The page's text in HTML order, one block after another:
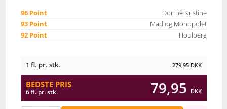
96 Point
Dorthe Kristine
93 Point
Mad og Monopolet
92 Point
Houlberg
1 fl. pr. stk. 279,95 DKK
BEDSTE PRIS
6 fl. pr. stk. 79,95 DKK